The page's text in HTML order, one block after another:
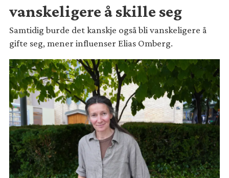
vanskeligere å skille seg
Samtidig burde det kanskje også bli vanskeligere å
gifte seg, mener influenser Elias Omberg.